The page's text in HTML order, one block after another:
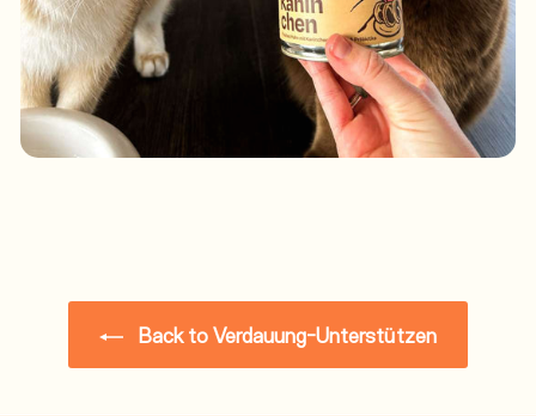
Back to Verdauung-Unterstützen